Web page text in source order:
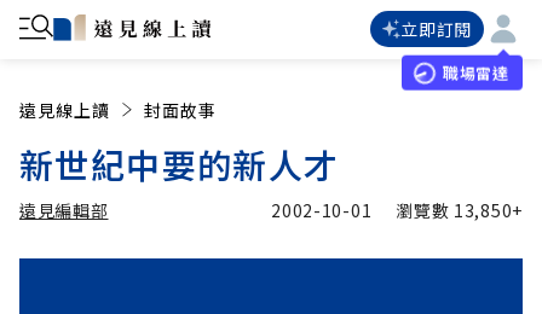
立即訂閱
職場雷達
遠見線上讀 封面故事
新世紀中要的新人才
遠見編輯部 2002-10-01 瀏覽數 13,850+